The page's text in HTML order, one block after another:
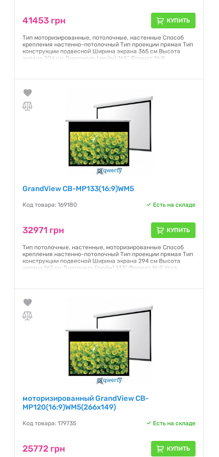
41453 грн КУПИТЬ
Тип моторизированные, потолочные, настенные Способ
крепления настенно-потолочный Тип проекции прямая Тип
конструкции подвесной Ширина экрана 365 см Высота
экрана 206 см Диагональ (дюйм) 165" Формат 16:9
GrandView CB-MP133(16:9)WM5
Код товара: 169180 Есть на складе
32971 грн КУПИТЬ
Тип потолочные, настенные, моторизированные Способ
крепления настенно-потолочный Тип проекции прямая Тип
конструкции подвесной Ширина экрана 294 см Высота
экрана 167 см Диагональ (дюйм) 133" Формат 16:9 Угол
моторизированный GrandView CB-
MP120(16:9)WM5(266x149)
Код товара: 179735 Есть на складе
25772 грн КУПИТЬ